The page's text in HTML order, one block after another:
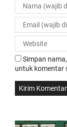
Simpan
untuk komentar